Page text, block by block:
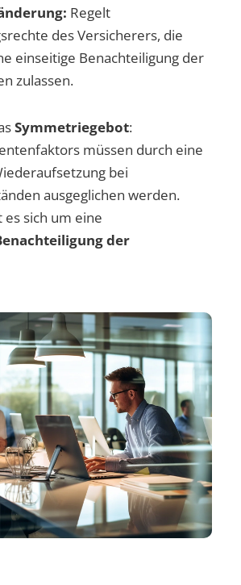
Regelt
des Versicherers, die
einseitige Benachteiligung der
zulassen.
Symmetriegebot:
müssen durch eine
bei
ausgeglichen werden.
sich um eine
der